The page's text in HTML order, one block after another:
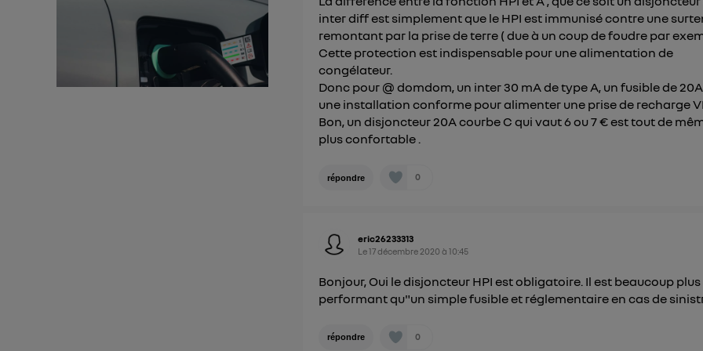
inter diff est simplement que le HPI est immunisé contre une
remontant par la prise de terre ( due à un coup de foudre par
Cette protection est indispensable pour une alimentation de
congélateur.
Donc pour @ domdom, un inter 30 mA de type A, un fusible de
une installation conforme pour alimenter une prise de recharge
Bon, un disjoncteur 20A courbe C qui vaut 6 ou 7 € est tout de
plus confortable .
répondre 0
eric26233313
Le17 décembre 2020 à10:45
Bonjour, Oui le disjoncteur HPI est obligatoire. Il est beaucoup plus
performant qu"un simple fusible et réglementaire en cas de
répondre 0